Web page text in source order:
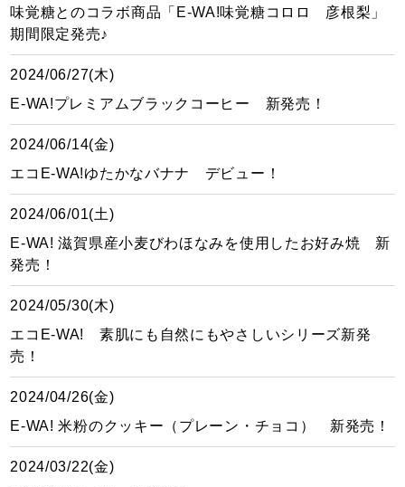
味覚糖とのコラボ商品「E-WA!味覚糖コロロ 彦根梨」
期間限定発売♪
2024/06/27(木)
E-WA!プレミアムブラックコーヒー 新発売！
2024/06/14(金)
エコE-WA!ゆたかなバナナ デビュー！
2024/06/01(土)
E-WA! 滋賀県産小麦びわほなみを使用したお好み焼 新
発売！
2024/05/30(木)
エコE-WA! 素肌にも自然にもやさしいシリーズ新発
売！
2024/04/26(金)
E-WA! 米粉のクッキー（プレーン・チョコ） 新発売！
2024/03/22(金)